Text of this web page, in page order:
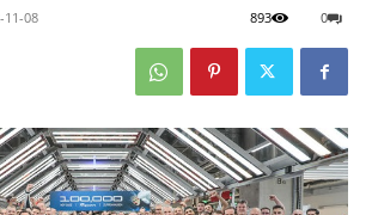
11-08 0
893